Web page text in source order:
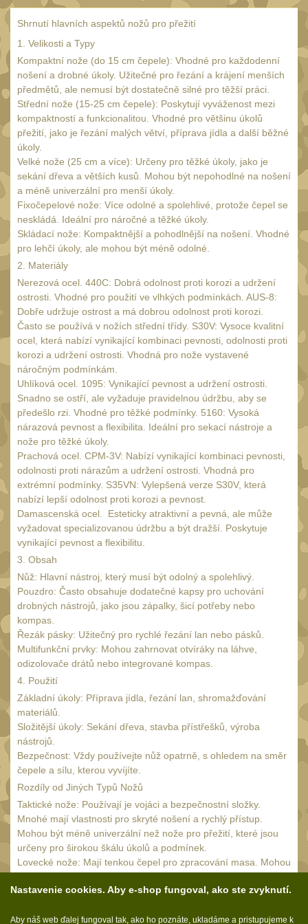
Popruhy a poutka40
Príslušenstvo
OPTIKY(146)
Monokuláry
Kolimátory
Zvětšovací moduly
LPVO21
Na vzduchovku15
Na kuše
Velký oční reliéf
Na dlouhé
vzdálenosti
Multi-range
Krátka a střední
vzdálenost16
Príslušenstvo pre
optiku9
UTG45
Accushot
Accushot Tactical
Accushot Precision
3
Hunter 6
BugBuster
Kolimátory
Schmidt&Bender3
Delta Optical
Sightmark 19
Vector Optics
ČIŠTĚNÍ A ÚDRŽBA
(67)
Čištění39
AR1514
AK47 10
Shrnutí hlavních aspektů nožů pro přežití
1. Velikosti a Typy
Kompaktní nože (do 15 cm čepele): Vhodné pro každodenní
nošení a drobné úkoly. Užitečné pro řezání a krájení menších
předmětů, ale nemusí být dostatečně silné pro těžší práci.
Střední nože (15-25 cm čepele): Poskytují vyváženost mezi
kompaktností a funkcionalitou. Vhodné pro většinu úkolů
přežití, jako je řezání malých větví, příprava jídla a další běžné
úkoly.
Velké nože (25 cm a více): Určeny pro těžké úkoly, jako je
sekání dřeva a větších kusů. Mohou být nepohodlné na nošení
a méně univerzální pro menší úkoly.
Fixočepelové nože: Více odolné a spolehlivé, protože čepel se
neskládá. Ideální pro náročné a těžké úkoly.
Skládací nože: Kompaktnější a pohodlnější na nošení. Vhodné
pro lehčí úkoly, ale mohou být méně odolné.
2. Materiály
Nerezová ocel. 440C: Dobrá odolnost proti korozi a udržení
ostrosti. Vhodné pro použití ve vlhkých podmínkách. AUS-8:
Dobře udržuje ostrost a má dobrou odolnost proti korozi.
Často se používá v nožích střední třídy. S30V: Vysoce kvalitní
ocel, která nabízí vynikající kombinaci pevnosti, odolnosti proti
korozi a udržení ostrosti. Vhodná pro nože vystavené
náročným podmínkám.
Uhlíková ocel. 1095: Vynikající pevnost a udržení ostrosti.
Snadno se ostří, ale vyžaduje pravidelnou údržbu, aby se
předešlo rzi. Vhodné pro těžké podmínky. 5160: Vysoká
nárazová pevnost a flexibilita. Ideální pro sekací nástroje a
nože pro těžké úkoly.
Prachová ocel. CPM-3V: Nabízí vynikající kombinaci pevnosti,
odolnosti proti nárazům a udržení ostrosti. Vhodná pro
extrémní podmínky. S35VN: Vylepšená verze S30V, která
nabízí lepší odolnost proti korozi a pevnost.
Damascenská ocel. Esteticky atraktivní a pevná, ale může
vyžadovat specializovanou údržbu a být dražší. Poskytuje
vynikající pevnost a flexibilitu.
3. Obsah
Nůž: Hlavní nástroj, který musí být odolný a spolehlivý.
Pouzdro: Často obsahuje dodatečné kapsy pro uchování
drobných nástrojů, jako jsou zápalky, šicí potřeby nebo
kompas.
Řezák pásky: Užitečný pro rychlé řezání lan nebo pásků.
Multifunkční prvky: Mohou zahrnovat otvíráky na láhve,
odizolovače drátů nebo integrované kompas.
4. Použití
Základní úkoly: Příprava jídla, řezání lan, shromažďování
materiálů.
Složitější úkoly: Sekání dřeva, stavba přístřešků, výroba
nástrojů.
Bezpečnost: Vždy používejte nůž opatrně, s ohledem na směr
čepele a sílu, kterou vyvíjíte.
Rozdíly od Jiných Typů Nožů
Taktické nože: Používají je vojáci a bezpečnostní složky.
Mnohé mají vlastnosti pro skryté nošení a rychlý přístup.
Mohou být méně univerzální než nože pro přežití, které jsou
určeny pro širokou škálu úkolů a podmínek.
Lovecké nože: Mají tenkou čepel pro zpracování masa. Mohou
Nože pro přežití by měly být vybírány s ohledem na jejich
Nastavenie cookies. Aby e-shop fungoval, ako ste zvyknutí.
Aby náš web ďalej fungoval tak, ako ho poznáte, ukladáme a pristupujeme k